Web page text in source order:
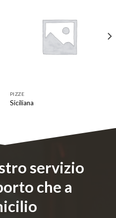
PIZZE
Siciliana
servizio
che a